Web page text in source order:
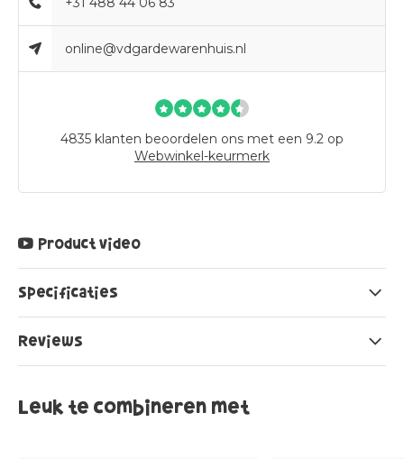
online@vdgardewarenhuis.nl
4835 klanten beoordelen ons met een 9.2 op
Webwinkel-keurmerk
Product video
Specificaties
Reviews
Leuk te combineren met